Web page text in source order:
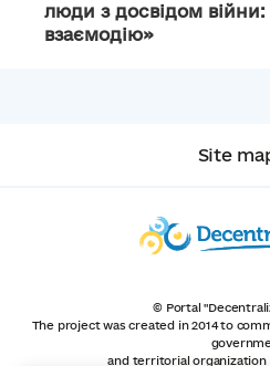
люди з досвідом
взаємодію»
Site
© Portal
The project was created in 2014 to
and territorial organization